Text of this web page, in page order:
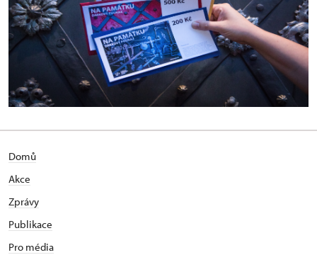
Domů
Akce
Zprávy
Publikace
Pro média